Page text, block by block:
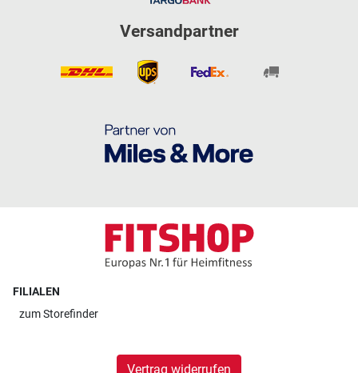
Versandpartner
FILIALEN
zumStorefinder
Vertrag widerrufen